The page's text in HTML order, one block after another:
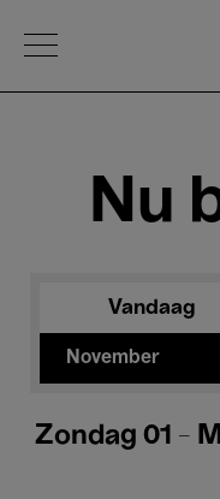
Open Menu
Nu
Vandaag
November
Zondag 01 -